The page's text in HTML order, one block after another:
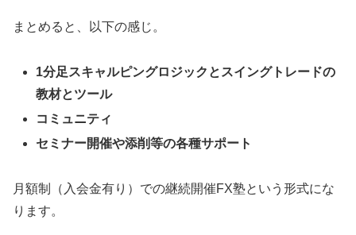
まとめると、以下の感じ。
1分足スキャルピングロジックとスイングトレードの
教材とツール
コミュニティ
セミナー開催や添削等の各種サポート
月額制（入会金有り）での継続開催FX塾という形式にな
ります。